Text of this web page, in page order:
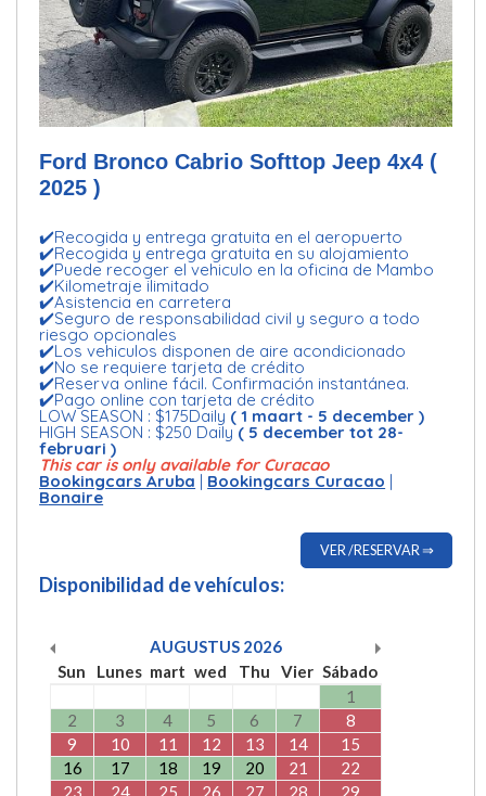
Ford Bronco Cabrio Softtop Jeep 4x4 (
2025 )
✔️Recogida y entrega gratuita en el aeropuerto
✔️Recogida y entrega gratuita en su alojamiento
✔️Puede recoger el vehiculo en la oficina de Mambo
✔️Kilometraje ilimitado
✔️Asistencia en carretera
✔️Seguro de responsabilidad civil y seguro a todo
riesgo opcionales
✔️Los vehiculos disponen de aire acondicionado
✔️No se requiere tarjeta de crédito
✔️Reserva online fácil. Confirmación instantánea.
✔️Pago online con tarjeta de crédito
LOW SEASON : $175Daily ( 1 maart - 5 december )
HIGH SEASON : $250 Daily ( 5 december tot 28-
februari )
This car is only available for Curacao
Bookingcars Aruba | Bookingcars Curacao |
Bonaire
VER /RESERVAR ⇒
Disponibilidad de vehículos:
AUGUSTUS 2026
Sun
Lunes mart wed Thu Vier Sábado
1
2
3 4 5 6 7
8
9
10 11 12 13 14
15
16
17 18 19 20 21
22
23
24 25 26 27 28
29